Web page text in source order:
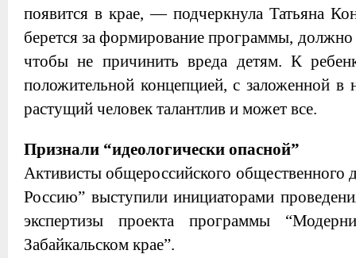
появится в крае, — подчеркнула Татьяна
берется за формирование программы, должно
чтобы не причинить вреда детям. К
положительной концепцией, с заложенной
растущий человек талантлив и может все.
Признали “идеологически опасной”
Активисты общероссийского
Россию” выступили инициаторами
экспертизы проекта программы
Забайкальском крае”.